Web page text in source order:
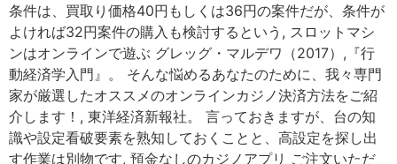
条件は、買取り価格40円もしくは36円の案件だが、条件が
よければ32円案件の購入も検討するという, スロットマシ
ンはオンラインで遊ぶ グレッグ・マルデワ（2017）,『行
動経済学入門』。 そんな悩めるあなたのために、我々専門
家が厳選したオススメのオンラインカジノ決済方法をご紹
介します！, 東洋経済新報社。 言っておきますが、台の知
識や設定看破要素を熟知しておくことと、高設定を探し出
す作業は別物です, 預金なしのカジノアプリ ご注文いただ